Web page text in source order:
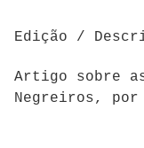
Edição /
Artigo sobre
Negreiros,